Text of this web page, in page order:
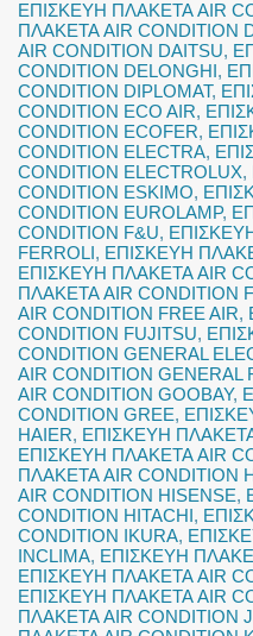
ΕΠΙΣΚΕΥΗ ΠΛΑΚΕΤΑ AIR
ΠΛΑΚΕΤΑ AIR CONDITION
AIR CONDITION DAITSU,
CONDITION DELONGHI,
CONDITION DIPLOMAT,
CONDITION ECO AIR,
CONDITION ECOFER,
CONDITION ELECTRA,
CONDITION ELECTROLUX,
CONDITION ESKIMO,
CONDITION EUROLAMP,
CONDITION F&U,
FERROLI, ΕΠΙΣΚΕΥΗ
ΕΠΙΣΚΕΥΗ ΠΛΑΚΕΤΑ AIR
ΠΛΑΚΕΤΑ AIR CONDITION
AIR CONDITION FREE AIR,
CONDITION FUJITSU,
CONDITION GENERAL
AIR CONDITION GENERAL
AIR CONDITION GOOBAY,
CONDITION GREE,
HAIER, ΕΠΙΣΚΕΥΗ ΠΛΑΚΕΤΑ
ΕΠΙΣΚΕΥΗ ΠΛΑΚΕΤΑ AIR
ΠΛΑΚΕΤΑ AIR CONDITION
AIR CONDITION HISENSE,
CONDITION HITACHI,
CONDITION IKURA,
INCLIMA, ΕΠΙΣΚΕΥΗ
ΕΠΙΣΚΕΥΗ ΠΛΑΚΕΤΑ AIR
ΕΠΙΣΚΕΥΗ ΠΛΑΚΕΤΑ AIR
ΠΛΑΚΕΤΑ AIR CONDITION